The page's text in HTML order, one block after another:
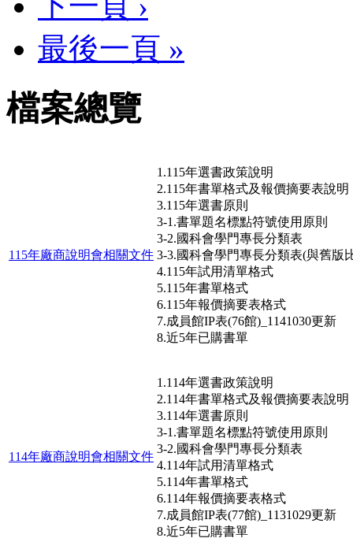
最後一頁 »
檔案總覽
115年廠商說明會相關文件
1.115年選書政策說明
2.115年書單格式及報價摘要表說明
3.115年選書原則
3-1.書單題名標點符號使用原則
3-2.國科會學門專長分類表
3-3.國科會學門專長分類表(與舊版
4.115年試用清單格式
5.115年書單格式
6.115年報價摘要表格式
7.成員館IP表(76館)_1141030更新
8.近5年已購書單
114年廠商說明會相關文件
1.114年選書政策說明
2.114年書單格式及報價摘要表說明
3.114年選書原則
3-1.書單題名標點符號使用原則
3-2.國科會學門專長分類表
4.114年試用清單格式
5.114年書單格式
6.114年報價摘要表格式
7.成員館IP表(77館)_1131029更新
8.近5年已購書單